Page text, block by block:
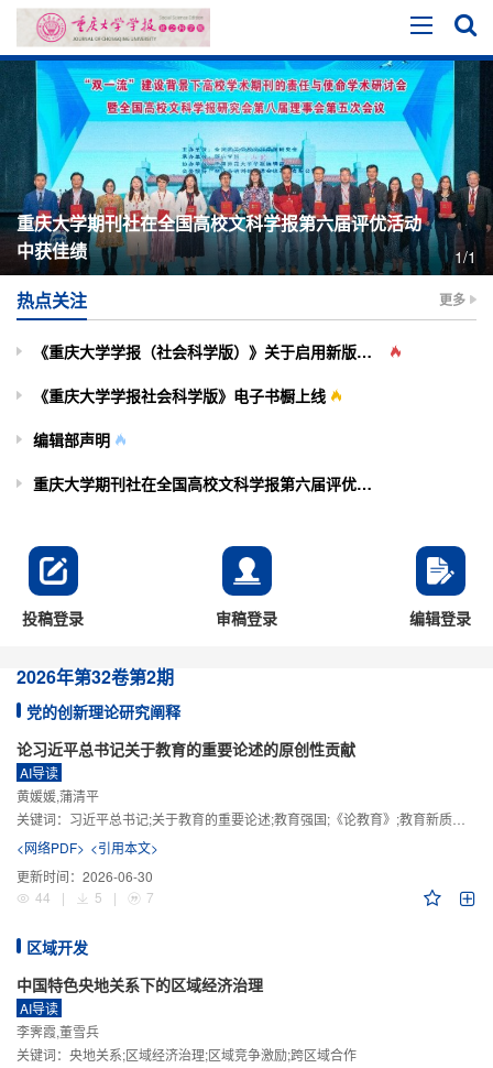
重庆大学期刊社在全国高校文科学报第六届评优活动
中获佳绩
1/1
热点关注 更多
《重庆大学学报（社会科学版）》关于启用新版投审稿系统的通知
《重庆大学学报社会科学版》电子书橱上线
编辑部声明
重庆大学期刊社在全国高校文科学报第六届评优活动中获佳绩
投稿登录 审稿登录 编辑登录
2026年第32卷第2期
党的创新理论研究阐释
论习近平总书记关于教育的重要论述的原创性贡献
AI导读
黄媛媛,蒲清平
关键词： 习近平总书记;关于教育的重要论述;教育强国;《论教育》;教育新质生产力;教育人工智能
<网络PDF> <引用本文>
更新时间： 2026-06-30
44
| 5 | 7
区域开发
中国特色央地关系下的区域经济治理
AI导读
李霁霞,董雪兵
关键词： 央地关系;区域经济治理;区域竞争激励;跨区域合作